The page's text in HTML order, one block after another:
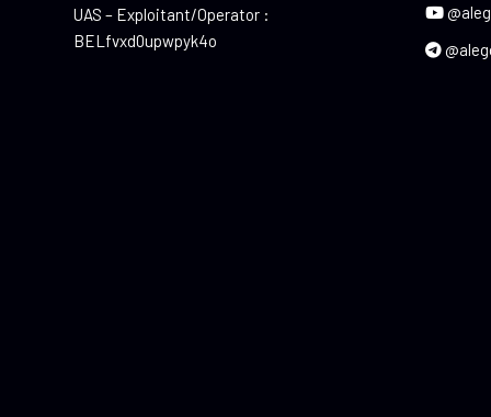
UAS – Exploitant/Operator :
BELfvxd0upwpyk4o